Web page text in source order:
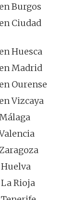
Burgos
Ciudad
Huesca
Madrid
Ourense
Vizcaya
Rioja